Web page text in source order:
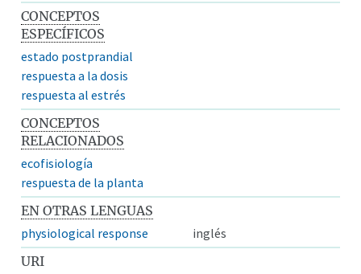
CONCEPTOS
ESPECÍFICOS
estado postprandial
respuesta a la dosis
respuesta al estrés
CONCEPTOS
RELACIONADOS
ecofisiología
respuesta de la planta
EN OTRAS LENGUAS
physiological response
inglés
URI